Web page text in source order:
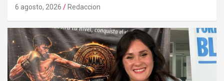
6 agosto, 2026 Redaccion